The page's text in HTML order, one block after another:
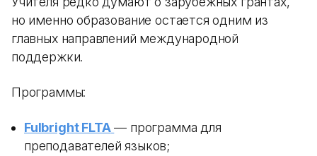
но именно образование остается одним из
главных направлений международной
поддержки.
Программы:
Fulbright FLTA — программа для
преподавателей языков;